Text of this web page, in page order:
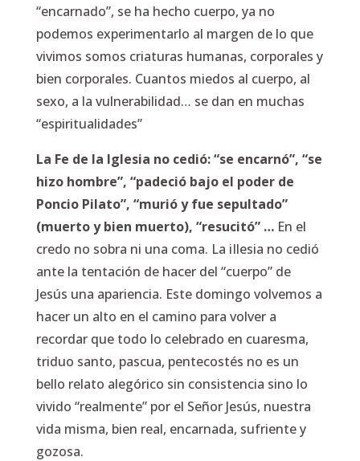
“encarnado”, se ha hecho cuerpo, ya no
podemos experimentarlo al margen de lo que
vivimos somos criaturas humanas, corporales y
bien corporales. Cuantos miedos al cuerpo, al
sexo, a la vulnerabilidad… se dan en muchas
“espiritualidades”
La Fe de la Iglesia no cedió: “se encarnó”, “se
hizo hombre”, “padeció bajo el poder de
Poncio Pilato”, “murió y fue sepultado”
(muerto y bien muerto), “resucitó” …En el
credo no sobra ni una coma. La iIlesia no cedió
ante la tentación de hacer del “cuerpo” de
Jesús una apariencia. Este domingo volvemos a
hacer un alto en el camino para volver a
recordar que todo lo celebrado en cuaresma,
triduo santo, pascua, pentecostés no es un
bello relato alegórico sin consistencia sino lo
vivido “realmente” por el Señor Jesús, nuestra
vida misma, bien real, encarnada, sufriente y
gozosa.